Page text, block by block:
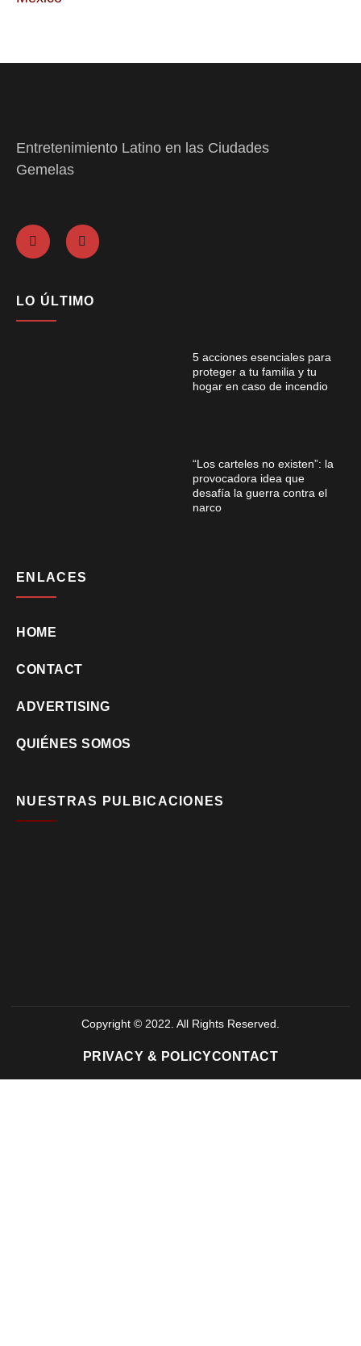
Entretenimiento Latino en las Ciudades
Gemelas
LO ÚLTIMO
5 acciones esenciales para
proteger a tu familia y tu
hogar en caso de incendio
“Los carteles no existen”: la
provocadora idea que
desafía la guerra contra el
narco
ENLACES
HOME
CONTACT
ADVERTISING
QUIÉNES SOMOS
NUESTRAS PULBICACIONES
Copyright © 2022. All Rights Reserved.
PRIVACY & POLICYCONTACT